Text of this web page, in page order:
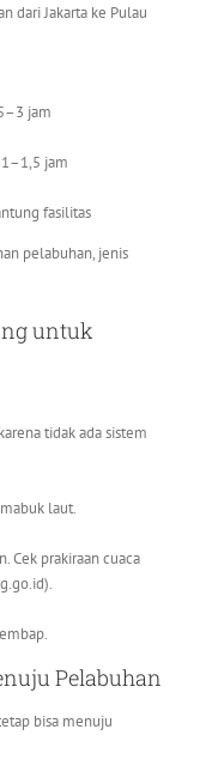
dari Jakarta ke Pulau
jam
jam
fasilitas
pelabuhan, jenis
untuk
tidak ada sistem
laut.
Cek prakiraan cuaca
Pelabuhan
bisa menuju